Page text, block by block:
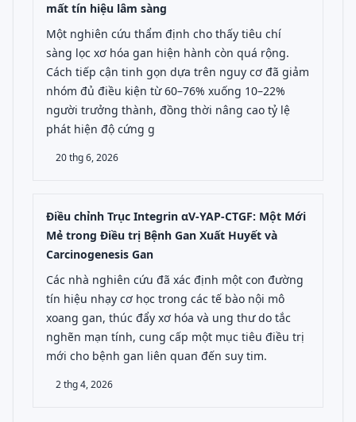
mất tín hiệu lâm sàng
Một nghiên cứu thẩm định cho thấy tiêu chí
sàng lọc xơ hóa gan hiện hành còn quá rộng.
Cách tiếp cận tinh gọn dựa trên nguy cơ đã giảm
nhóm đủ điều kiện từ 60–76% xuống 10–22%
người trưởng thành, đồng thời nâng cao tỷ lệ
phát hiện độ cứng g
20 thg 6, 2026
Điều chỉnh Trục Integrin αV-YAP-CTGF: Một Mới
Mẻ trong Điều trị Bệnh Gan Xuất Huyết và
Carcinogenesis Gan
Các nhà nghiên cứu đã xác định một con đường
tín hiệu nhạy cơ học trong các tế bào nội mô
xoang gan, thúc đẩy xơ hóa và ung thư do tắc
nghẽn mạn tính, cung cấp một mục tiêu điều trị
mới cho bệnh gan liên quan đến suy tim.
2 thg 4, 2026